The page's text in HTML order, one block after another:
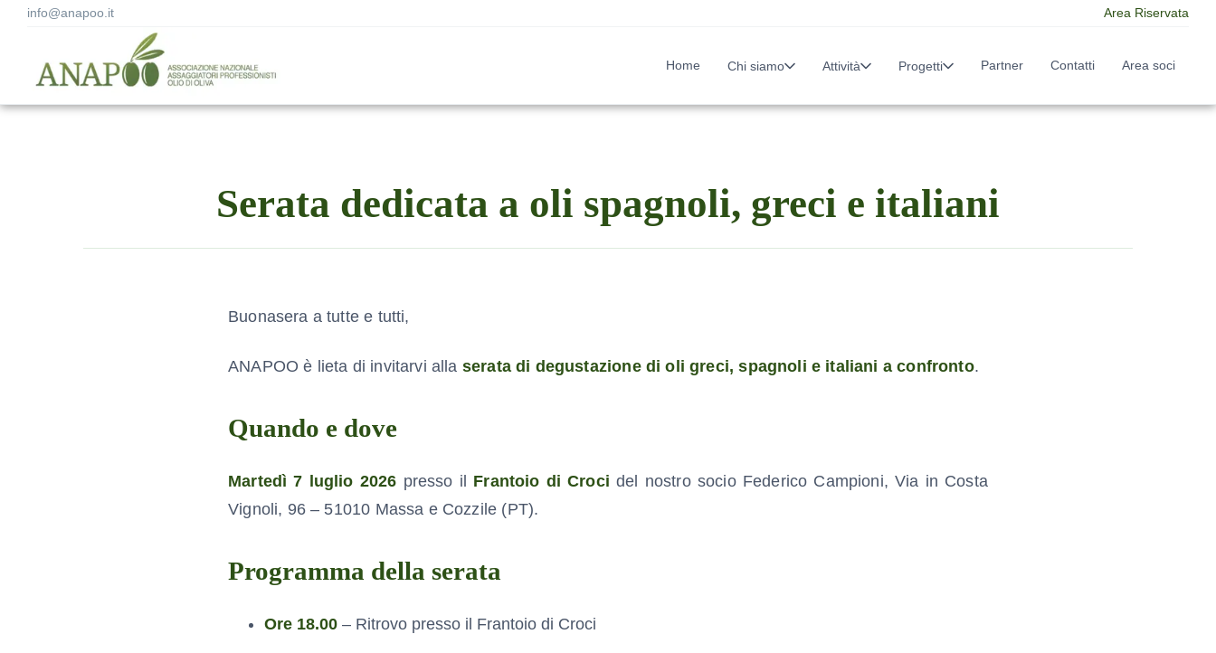
info@anapoo.it Area Riservata
Home Chi siamo Attività Progetti Partner Contatti Area soci
Serata dedicata a oli spagnoli, greci e italiani
Buonasera a tutte e tutti,
ANAPOO è lieta di invitarvi alla serata di degustazione di oli greci, spagnoli e italiani a confronto.
Quando e dove
Martedì 7 luglio 2026 presso il Frantoio di Croci del nostro socio Federico Campioni, Via in Costa
Vignoli, 96 – 51010 Massa e Cozzile (PT).
Programma della serata
Ore 18.00 – Ritrovo presso il Frantoio di Croci